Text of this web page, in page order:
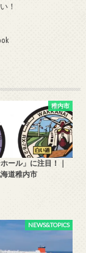
い！
稚内市
ール」に注目！｜
道稚内市
NEWS&TOPICS